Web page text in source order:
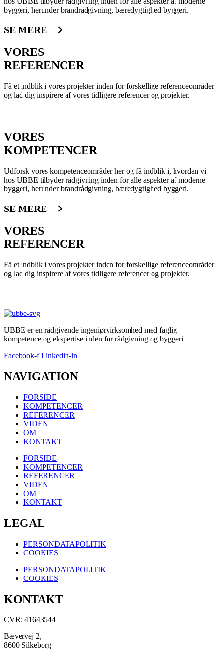
byggeri, herunder brandrådgivning, bæredygtighed byggeri.
SE MERE
VORES
REFERENCER
Få et indblik i vores projekter inden for forskellige referenceområder
og lad dig inspirere af vores tidligere referencer og projekter.
VORES
KOMPETENCER
Udforsk vores kompetenceområder her og få indblik i, hvordan vi
hos UBBE tilbyder rådgivning inden for alle aspekter af moderne
byggeri, herunder brandrådgivning, bæredygtighed byggeri.
SE MERE
VORES
REFERENCER
Få et indblik i vores projekter inden for forskellige referenceområder
og lad dig inspirere af vores tidligere referencer og projekter.
UBBE er en rådgivende ingeniørvirksomhed med faglig
kompetence og ekspertise inden for rådgivning og byggeri.
Facebook-f Linkedin-in
NAVIGATION
FORSIDE
KOMPETENCER
REFERENCER
VIDEN
OM
KONTAKT
FORSIDE
KOMPETENCER
REFERENCER
VIDEN
OM
KONTAKT
LEGAL
PERSONDATAPOLITIK
COOKIES
PERSONDATAPOLITIK
COOKIES
KONTAKT
CVR: 41643544
Bævervej 2,
8600 Silkeborg